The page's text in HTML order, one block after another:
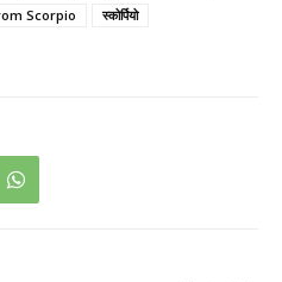
Scorpio
स्कोर्पियो